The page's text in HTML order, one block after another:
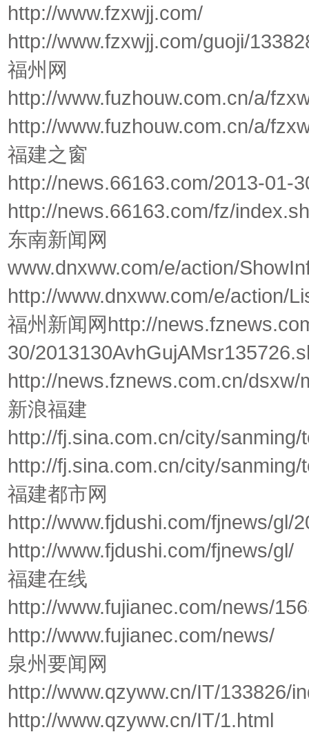
http://www.fzxwjj.com/
http://www.fzxwjj.com/guoji/
福州网
http://www.fuzhouw.com.cn/a/
http://www.fuzhouw.com.cn/a/
福建之窗
http://news.66163.com/2013-01-
http://news.66163.com/fz/
东南新闻网
www.dnxww.com/e/action/
http://www.dnxww.com/e/action/
福州新闻网http://
30/
http://news.fznews.com.cn/
新浪福建
http://fj.sina.com.cn/city/
http://fj.sina.com.cn/city/
福建都市网
http://www.fjdushi.com/fjnews/gl/
http://www.fjdushi.com/fjnews/gl/
福建在线
http://www.fujianec.com/news/
http://www.fujianec.com/news/
泉州要闻网
http://www.qzyww.cn/IT/133826/
http://www.qzyww.cn/IT/1.html